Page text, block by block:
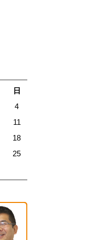
日
4
11
18
25